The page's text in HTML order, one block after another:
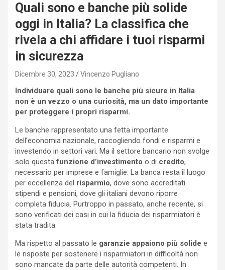
Quali sono e banche più solide
oggi in Italia? La classifica che
rivela a chi affidare i tuoi risparmi
in sicurezza
Dicembre 30, 2023 Vincenzo Pugliano
Individuare quali sono le banche più sicure in Italia
non è un vezzo o una curiosità, ma un dato importante
per proteggere i propri risparmi.
Le banche rappresentato una fetta importante
dell’economia nazionale, raccogliendo fondi e risparmi e
investendo in settori vari. Ma il settore bancario non svolge
solo questafunzione d’investimento o di credito,
necessario per imprese e famiglie. La banca resta il luogo
per eccellenza del risparmio, dove sono accreditati
stipendi e pensioni, dove gli italiani devono riporre
completa fiducia. Purtroppo in passato, anche recente, si
sono verificati dei casi in cui la fiducia dei risparmiatori è
stata tradita.
Ma rispetto al passato le garanzie appaiono più solide e
le risposte per sostenere i risparmiatori in difficoltà non
sono mancate da parte delle autorità competenti. In